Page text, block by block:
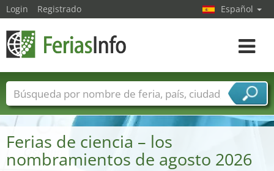
Ferias de ciencia – los
nombramientos de agosto 2026
Login Registrado Español
toggle
Nombres de ferias Países
Ciudades
Sectores de ferias
Sectores de proveedor de servicios